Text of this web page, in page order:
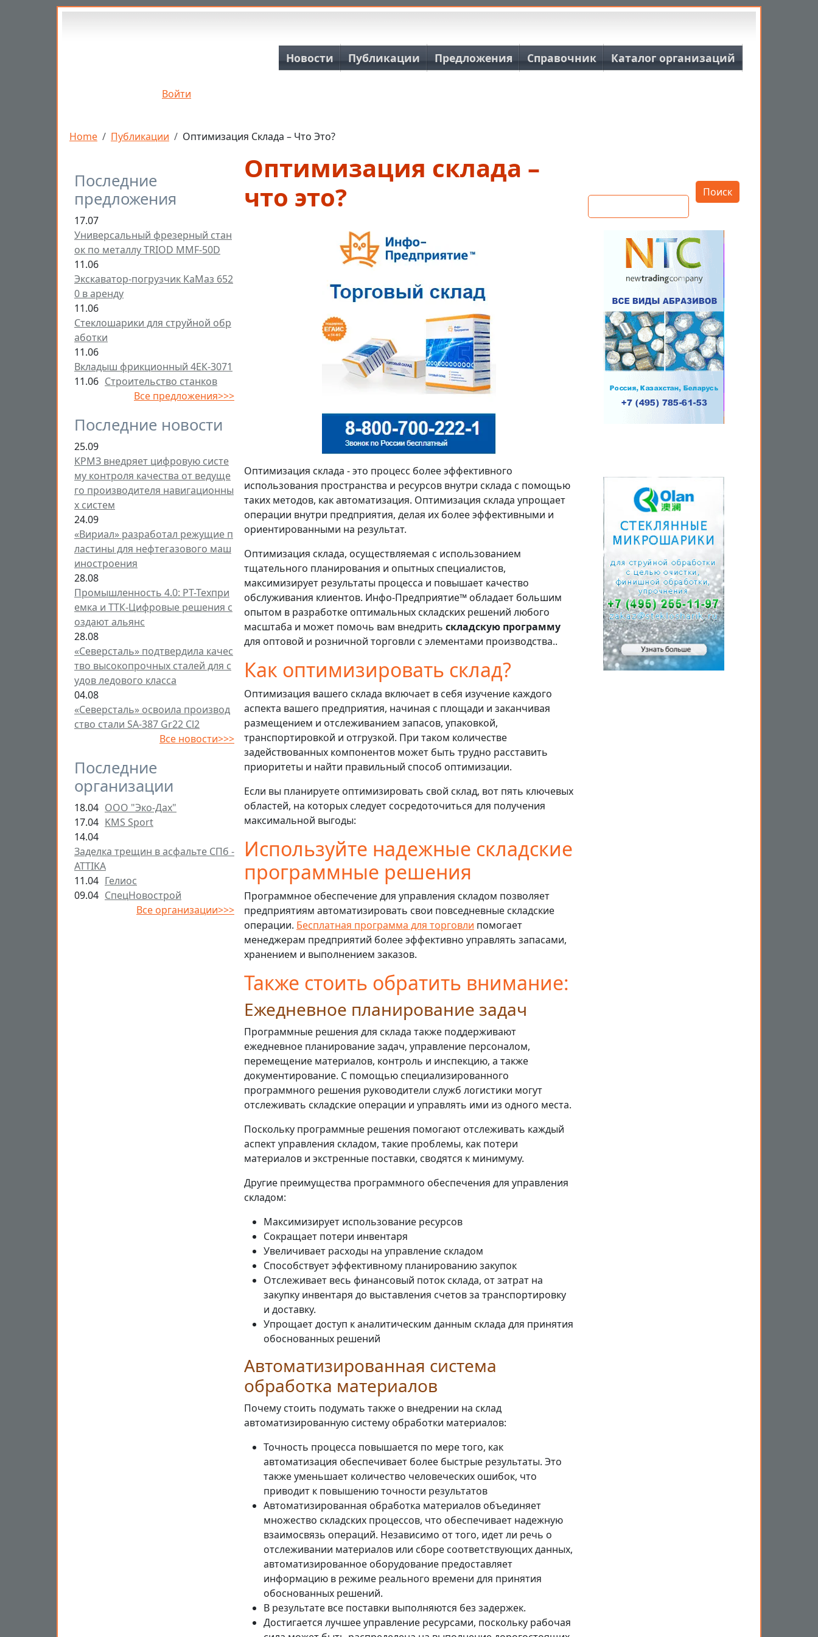
Перейти к основному содержанию
Войти
Основная навигация
Новости Публикации Предложения Справочник Каталог организаций
Строка навигации
Home Публикации Оптимизация Склада – Что Это?
Последние
предложения
17.07
Универсальный фрезерный стан
ок по металлу TRIOD MMF-50D
11.06
Экскаватор-погрузчик КаМаз 652
0 в аренду
11.06
Стеклошарики для струйной обр
аботки
11.06
Вкладыш фрикционный 4ЕК-3071
11.06 Строительство станков
Все предложения>>>
Последние новости
25.09
КРМЗ внедряет цифровую систе
му контроля качества от ведуще
го производителя навигационны
х систем
24.09
«Вириал» разработал режущие п
ластины для нефтегазового маш
иностроения
28.08
Промышленность 4.0: РТ-Техпри
емка и ТТК-Цифровые решения с
оздают альянс
28.08
«Северсталь» подтвердила качес
тво высокопрочных сталей для с
удов ледового класса
04.08
«Северсталь» освоила производ
ство стали SA-387 Gr22 Cl2
Все новости>>>
Последние
организации
18.04 ООО "Эко-Дах"
17.04 KMS Sport
14.04
Заделка трещин в асфальте СПб -
ATTIKA
11.04 Гелиос
09.04 СпецНовострой
Все организации>>>
Оптимизация склада –
что это?
Оптимизация склада - это процесс более эффективного
использования пространства и ресурсов внутри склада с помощью
таких методов, как автоматизация. Оптимизация склада упрощает
операции внутри предприятия, делая их более эффективными и
ориентированными на результат.
Оптимизация склада, осуществляемая с использованием
тщательного планирования и опытных специалистов,
максимизирует результаты процесса и повышает качество
обслуживания клиентов. Инфо-Предприятие™ обладает большим
опытом в разработке оптимальных складских решений любого
масштаба и может помочь вам внедрить складскую программу
для оптовой и розничной торговли с элементами производства..
Как оптимизировать склад?
Оптимизация вашего склада включает в себя изучение каждого
аспекта вашего предприятия, начиная с площади и заканчивая
размещением и отслеживанием запасов, упаковкой,
транспортировкой и отгрузкой. При таком количестве
задействованных компонентов может быть трудно расставить
приоритеты и найти правильный способ оптимизации.
Если вы планируете оптимизировать свой склад, вот пять ключевых
областей, на которых следует сосредоточиться для получения
максимальной выгоды:
Используйте надежные складские
программные решения
Программное обеспечение для управления складом позволяет
предприятиям автоматизировать свои повседневные складские
операции. Бесплатная программа для торговли помогает
менеджерам предприятий более эффективно управлять запасами,
хранением и выполнением заказов.
Также стоить обратить внимание:
Ежедневное планирование задач
Программные решения для склада также поддерживают
ежедневное планирование задач, управление персоналом,
перемещение материалов, контроль и инспекцию, а также
документирование. С помощью специализированного
программного решения руководители служб логистики могут
отслеживать складские операции и управлять ими из одного места.
Поскольку программные решения помогают отслеживать каждый
аспект управления складом, такие проблемы, как потери
материалов и экстренные поставки, сводятся к минимуму.
Другие преимущества программного обеспечения для управления
складом:
Максимизирует использование ресурсов
Сокращает потери инвентаря
Увеличивает расходы на управление складом
Способствует эффективному планированию закупок
Отслеживает весь финансовый поток склада, от затрат на
закупку инвентаря до выставления счетов за транспортировку
и доставку.
Упрощает доступ к аналитическим данным склада для принятия
обоснованных решений
Автоматизированная система
обработка материалов
Почему стоить подумать также о внедрении на склад
автоматизированную систему обработки материалов:
Точность процесса повышается по мере того, как
автоматизация обеспечивает более быстрые результаты. Это
также уменьшает количество человеческих ошибок, что
приводит к повышению точности результатов
Автоматизированная обработка материалов объединяет
множество складских процессов, что обеспечивает надежную
взаимосвязь операций. Независимо от того, идет ли речь о
отслеживании материалов или сборе соответствующих данных,
автоматизированное оборудование предоставляет
информацию в режиме реального времени для принятия
обоснованных решений.
В результате все поставки выполняются без задержек.
Достигается лучшее управление ресурсами, поскольку рабочая